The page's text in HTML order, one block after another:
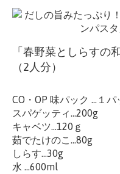
「春野菜としらすの
（2人分）
CO・OP 味パック …１パ
スパゲッティ…200g
キャベツ…120ｇ
茹でたけのこ…80g
しらす…30g
水 …600ml